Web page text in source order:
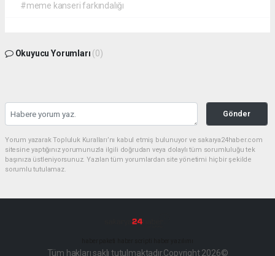
#meme kanseri farkındalığı
Okuyucu Yorumları (0)
Gönder
Yorum yazarak Topluluk Kuralları’nı kabul etmiş bulunuyor ve sakarya24haber.com
sitesine yaptığınız yorumunuzla ilgili doğrudan veya dolaylı tüm sorumluluğu tek
başınıza üstleniyorsunuz. Yazılan tüm yorumlardan site yönetimi hiçbir şekilde
sorumlu tutulamaz.
Tüm hakları saklı tutulmaktadır.Copyright 2026©